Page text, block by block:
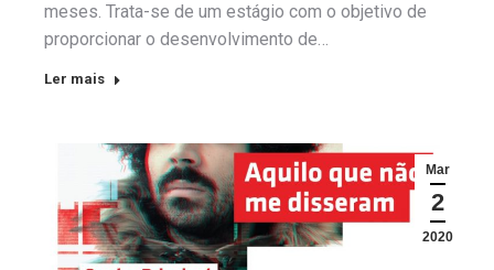
meses. Trata-se de um estágio com o objetivo de
proporcionar o desenvolvimento de…
Ler mais
Mar
2
2020